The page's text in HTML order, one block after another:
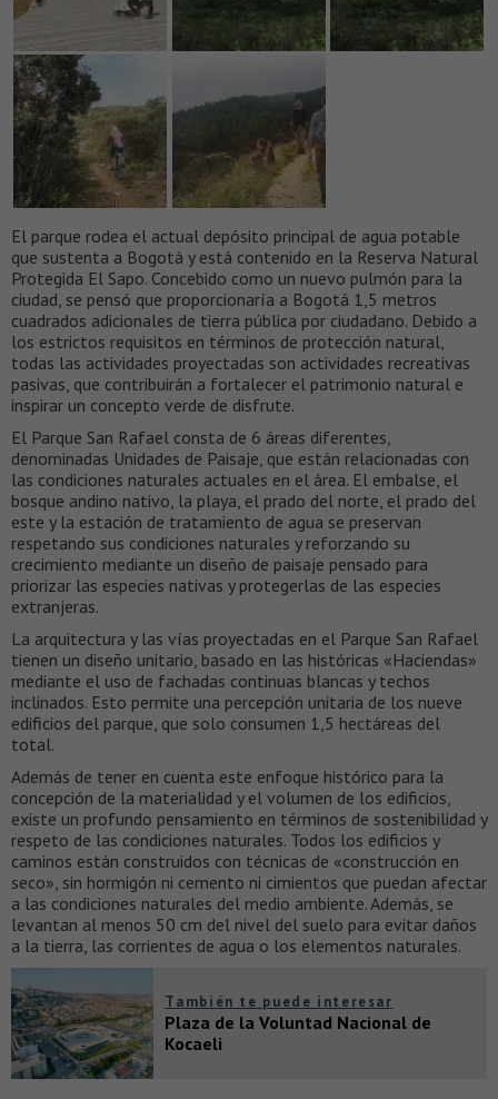
El parque rodea el actual depósito principal de agua potable
que sustenta a Bogotá y está contenido en la Reserva Natural
Protegida El Sapo. Concebido como un nuevo pulmón para la
ciudad, se pensó que proporcionaría a Bogotá 1,5 metros
cuadrados adicionales de tierra pública por ciudadano. Debido a
los estrictos requisitos en términos de protección natural,
todas las actividades proyectadas son actividades recreativas
pasivas, que contribuirán a fortalecer el patrimonio natural e
inspirar un concepto verde de disfrute.
El Parque San Rafael consta de 6 áreas diferentes,
denominadas Unidades de Paisaje, que están relacionadas con
las condiciones naturales actuales en el área. El embalse, el
bosque andino nativo, la playa, el prado del norte, el prado del
este y la estación de tratamiento de agua se preservan
respetando sus condiciones naturales y reforzando su
crecimiento mediante un diseño de paisaje pensado para
priorizar las especies nativas y protegerlas de las especies
extranjeras.
La arquitectura y las vías proyectadas en el Parque San Rafael
tienen un diseño unitario, basado en las históricas «Haciendas»
mediante el uso de fachadas continuas blancas y techos
inclinados. Esto permite una percepción unitaria de los nueve
edificios del parque, que solo consumen 1,5 hectáreas del
total.
Además de tener en cuenta este enfoque histórico para la
concepción de la materialidad y el volumen de los edificios,
existe un profundo pensamiento en términos de sostenibilidad y
respeto de las condiciones naturales. Todos los edificios y
caminos están construidos con técnicas de «construcción en
seco», sin hormigón ni cemento ni cimientos que puedan afectar
a las condiciones naturales del medio ambiente. Además, se
levantan al menos 50 cm del nivel del suelo para evitar daños
a la tierra, las corrientes de agua o los elementos naturales.
También te puede interesar
Plaza de la Voluntad Nacional de
Kocaeli